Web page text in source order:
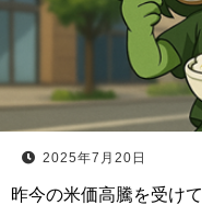
2025年7月20日
昨今の米価高騰を受け